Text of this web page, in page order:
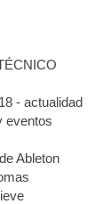
- actualidad
eventos
Ableton